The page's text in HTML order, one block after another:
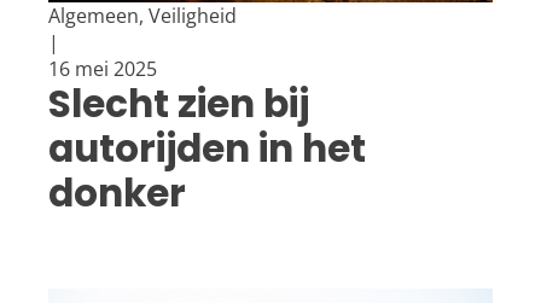
Algemeen, Veiligheid
|
16 mei 2025
Slecht zien bij
autorijden in het
donker